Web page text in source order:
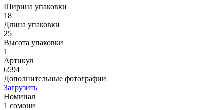
Ширина упаковки
18
Длина упаковки
25
Высота упаковки
1
Артикул
6594
Дополнительные фотографии
Загрузить
Номинал
1 сомони